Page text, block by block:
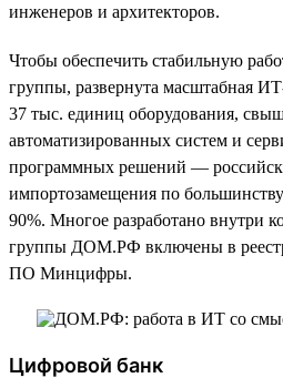
инженеров и архитекторов.
Чтобы обеспечить стабильную
группы, развернута масштабная
37 тыс. единиц оборудования,
автоматизированных систем и
программных решений —
импортозамещения по
90%. Многое разработано внутри
группы ДОМ.РФ включены в реестр
ПО Минцифры.
Цифровой банк